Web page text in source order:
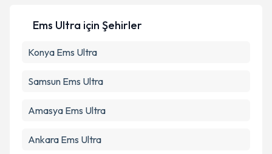
Metni 'ni okudum ve kişisel verilerimin belirtilen
Ems Ultra için Şehirler
Konya Ems Ultra
Samsun Ems Ultra
Amasya Ems Ultra
Ankara Ems Ultra